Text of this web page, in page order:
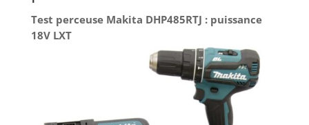
Test perceuse Makita DHP485RTJ : puissance
18V LXT